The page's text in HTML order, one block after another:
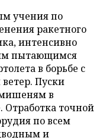
учения по
ракетного
интенсивно
пытающимся
в борьбе с
Пуски
в
Отработка точной
по всем
и